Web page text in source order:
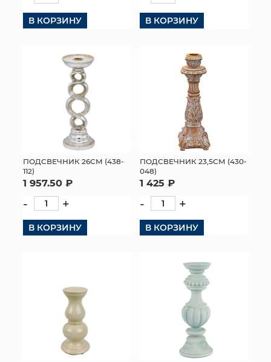
В КОРЗИНУ В КОРЗИНУ
ПОДСВЕЧНИК 26СМ (438-
112)
1 957.50 ₽
- +
В КОРЗИНУ
ПОДСВЕЧНИК 23,5СМ (430-
048)
1 425 ₽
- +
В КОРЗИНУ